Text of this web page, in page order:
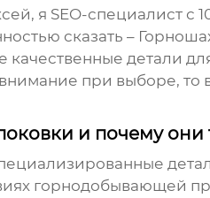
я SEO-специалист
сказать –
детали
при выборе,
и почему они
горнодобывающей